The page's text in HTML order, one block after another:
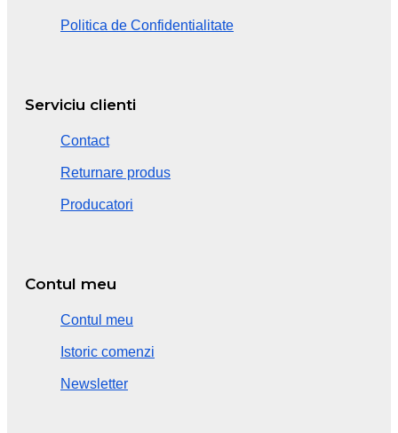
Politica de Confidentialitate
Serviciu clienti
Contact
Returnare produs
Producatori
Contul meu
Contul meu
Istoric comenzi
Newsletter